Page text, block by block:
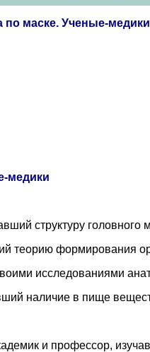
маске. Ученые-медики
медики
структуру
теорию формирования
исследованиями
наличие в пище
и профессор,